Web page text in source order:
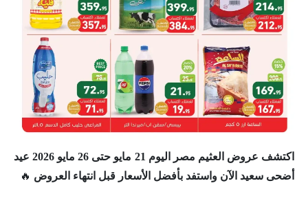
اكتشف عروض العثيم مصر اليوم 21 مايو حتى 26 مايو 2026 عيد
أضحى سعيد الآن واستفد بأفضل الأسعار قبل انتهاء العروض 🔥